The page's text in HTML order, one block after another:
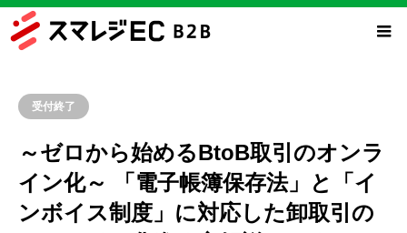
受付終了
～ゼロから始めるBtoB取引のオンラ
イン化～ 「電子帳簿保存法」と「イ
ンボイス制度」に対応した卸取引の